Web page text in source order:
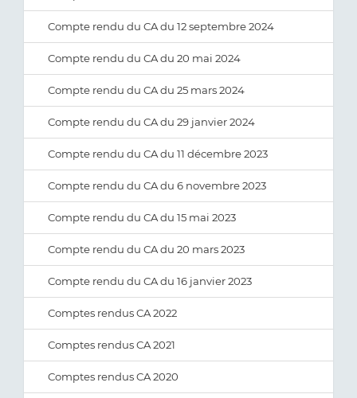
Compte rendu du CA du 12 septembre 2024
Compte rendu du CA du 20 mai 2024
Compte rendu du CA du 25 mars 2024
Compte rendu du CA du 29 janvier 2024
Compte rendu du CA du 11 décembre 2023
Compte rendu du CA du 6 novembre 2023
Compte rendu du CA du 15 mai 2023
Compte rendu du CA du 20 mars 2023
Compte rendu du CA du 16 janvier 2023
Comptes rendus CA 2022
Comptes rendus CA 2021
Comptes rendus CA 2020